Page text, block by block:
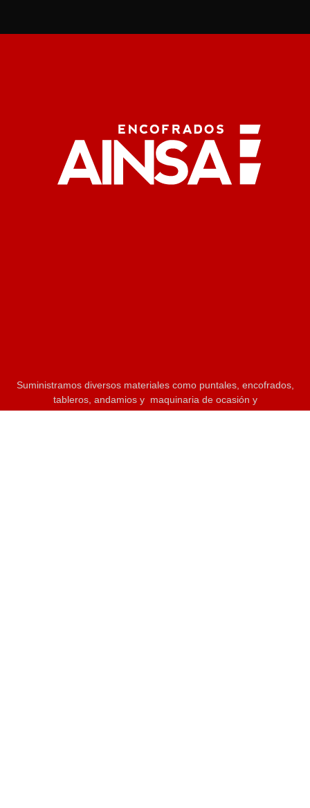
Suministramos diversos materiales como puntales, encofrados,
tableros, andamios y maquinaria de ocasión y
nuevos.Consulte nuestros productos para más información.